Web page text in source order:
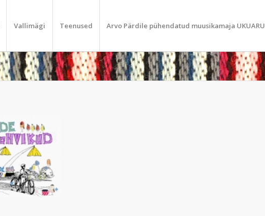
Vallimägi Teenused Arvo Pärdile pühendatud muusikamaja UKUARU